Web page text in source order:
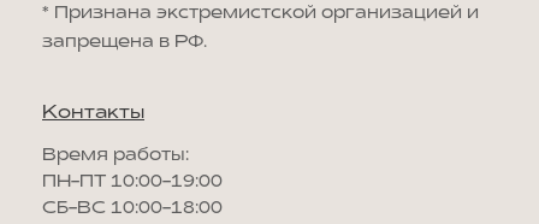
* Признана экстремистской организацией и
запрещена в РФ.
Контакты
Время работы:
ПН-ПТ 10:00-19:00
СБ-ВС 10:00-18:00